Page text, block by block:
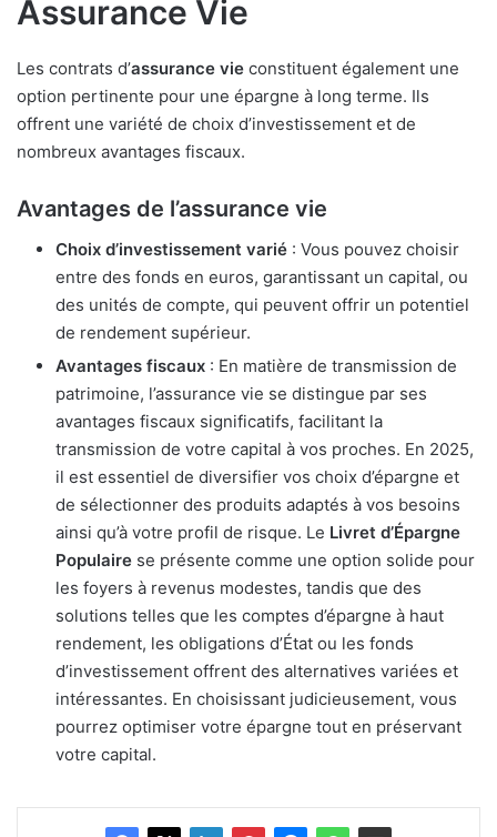
Assurance Vie
Les contrats d’assurance vie constituent également une
option pertinente pour une épargne à long terme. Ils
offrent une variété de choix d’investissement et de
nombreux avantages fiscaux.
Avantages de l’assurance vie
Choix d’investissement varié : Vous pouvez choisir
entre des fonds en euros, garantissant un capital, ou
des unités de compte, qui peuvent offrir un potentiel
de rendement supérieur.
Avantages fiscaux : En matière de transmission de
patrimoine, l’assurance vie se distingue par ses
avantages fiscaux significatifs, facilitant la
transmission de votre capital à vos proches. En 2025,
il est essentiel de diversifier vos choix d’épargne et
de sélectionner des produits adaptés à vos besoins
ainsi qu’à votre profil de risque. Le Livret d’Épargne
Populaire se présente comme une option solide pour
les foyers à revenus modestes, tandis que des
solutions telles que les comptes d’épargne à haut
rendement, les obligations d’État ou les fonds
d’investissement offrent des alternatives variées et
intéressantes. En choisissant judicieusement, vous
pourrez optimiser votre épargne tout en préservant
votre capital.